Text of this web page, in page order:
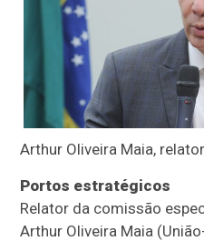
Arthur Oliveira Maia,
Portos estratégicos
Relator da comissão
Arthur Oliveira Maia